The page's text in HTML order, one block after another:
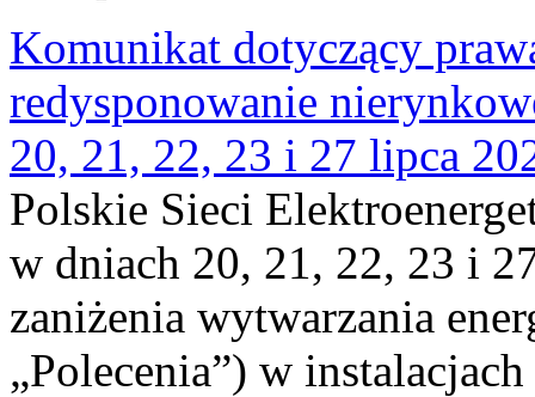
Komunikat dotyczący
redysponowanie
20, 21, 22, 23 i 27 lipca
Polskie Sieci
w dniach 20, 21, 22, 23 i
zaniżenia wytwarzania
„Polecenia”) w